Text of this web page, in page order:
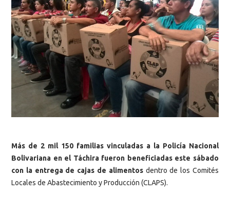
Más de 2 mil 150 familias vinculadas a la Policía Nacional
Bolivariana en el Táchira fueron beneficiadas este sábado
con la entrega de cajas de alimentosdentro de los Comités
Locales de Abastecimiento y Producción (CLAPS).